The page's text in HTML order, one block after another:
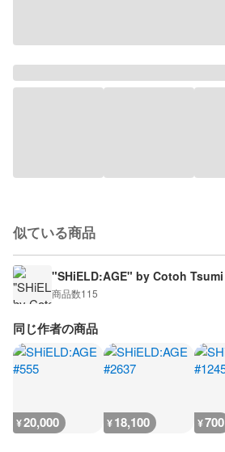
似ている商品
"SHiELD:AGE" by Cotoh Tsumi
商品数115
同じ作者の商品
¥20,000 ¥18,100 ¥700